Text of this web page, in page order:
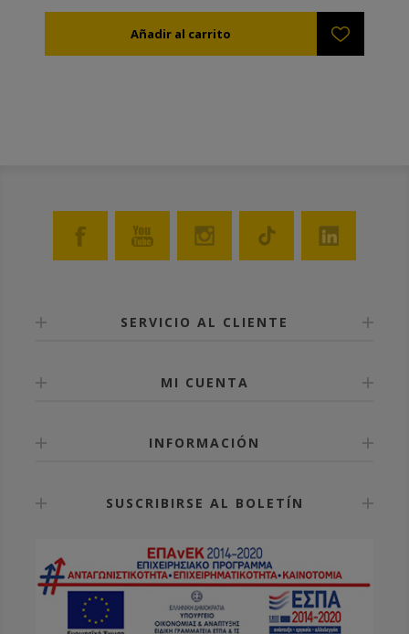
SERVICIO AL CLIENTE
MI CUENTA
INFORMACIÓN
SUSCRIBIRSE AL BOLETÍN